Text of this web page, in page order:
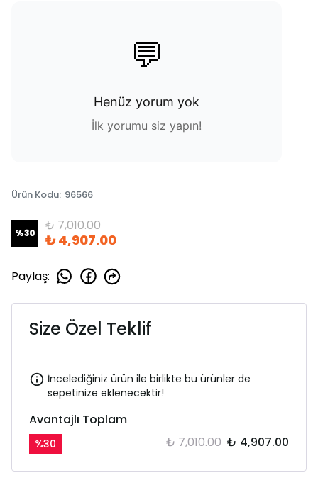
💬
Henüz yorum yok
İlk yorumu siz yapın!
Ürün Kodu: 96566
%30 ₺ 7,010.00
₺ 4,907.00
Paylaş:
Size Özel Teklif
İncelediğiniz ürün ile birlikte bu ürünler de
sepetinize eklenecektir!
Avantajlı Toplam
%30 ₺ 7,010.00 ₺ 4,907.00